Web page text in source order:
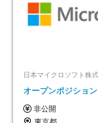
オープンポジション
非公開